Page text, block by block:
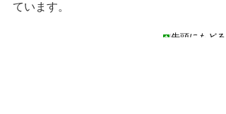
ています。
先頭にもどる